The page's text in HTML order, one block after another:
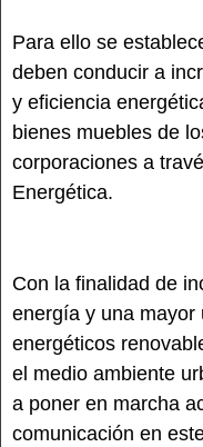
Para ello se
deben conducir a
y eficiencia
bienes muebles de
corporaciones a
Energética.
Con la finalidad de
energía y una mayor
energéticos
el medio ambiente
a poner en marcha
comunicación en